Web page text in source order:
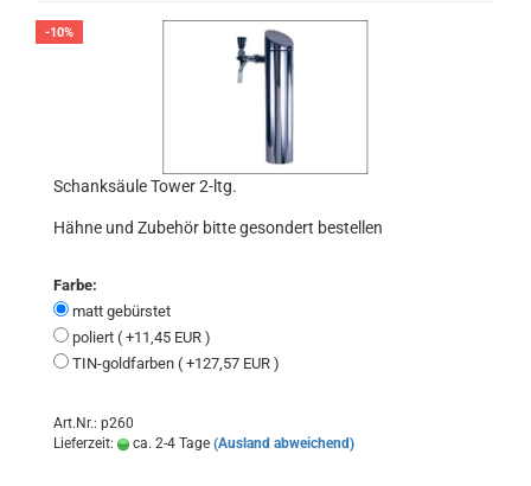
-10%
Schanksäule Tower 2-ltg.
Hähne und Zubehör bitte gesondert bestellen
Farbe:
matt gebürstet
poliert ( +11,45 EUR )
TIN-goldfarben ( +127,57 EUR )
Art.Nr.: p260
Lieferzeit:
ca. 2-4 Tage (Ausland abweichend)